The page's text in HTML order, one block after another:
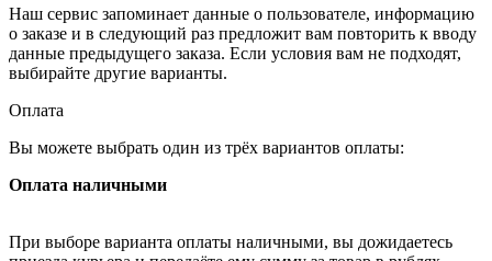
Наш сервис запоминает данные о пользователе, информацию
о заказе и в следующий раз предложит вам повторить к вводу
данные предыдущего заказа. Если условия вам не подходят,
выбирайте другие варианты.
Оплата
Вы можете выбрать один из трёх вариантов оплаты:
Оплата наличными
При выборе варианта оплаты наличными, вы дожидаетесь